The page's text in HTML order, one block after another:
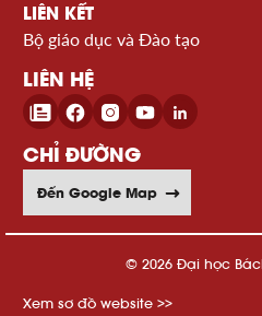
LIÊN KẾT
Bộ giáo dục và Đào tạo
LIÊN HỆ
CHỈ ĐƯỜNG
Đến Google Map
© 2026 Đại học
Xem sơ đồ website >>